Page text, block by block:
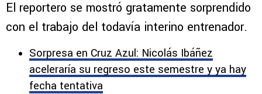
El reportero se mostró gratamente sorprendido
con el trabajo del todavía interino entrenador.
Sorpresa en Cruz Azul: Nicolás Ibáñez
aceleraría su regreso este semestre y ya hay
fecha tentativa